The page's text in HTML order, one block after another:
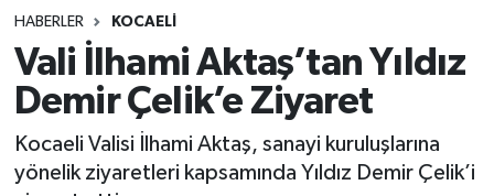
HABERLER KOCAELİ
Vali İlhami Aktaş’tan Yıldız
Demir Çelik’e Ziyaret
Kocaeli Valisi İlhami Aktaş, sanayi kuruluşlarına
yönelik ziyaretleri kapsamında Yıldız Demir Çelik’i
Süper Lig Puan Durumu ve Fikstür
Tüm Manşetler
Son Dakika Haberleri
Haber Arşivi